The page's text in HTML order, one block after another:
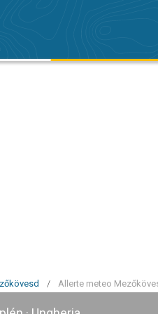
/ Allerte meteo